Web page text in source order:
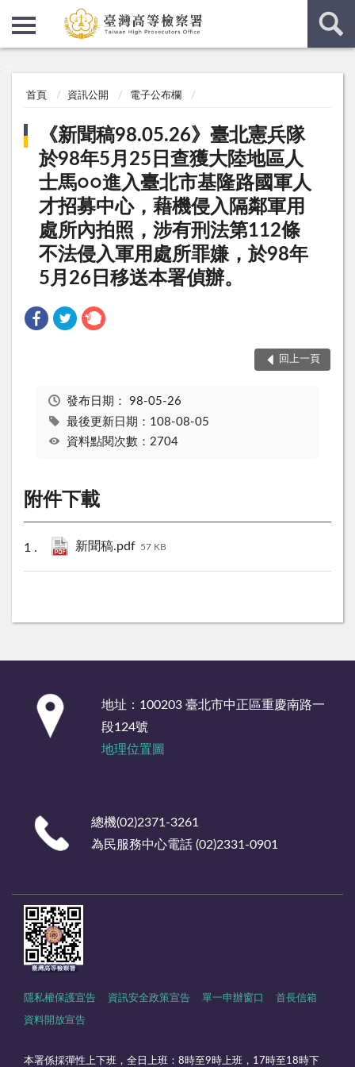
首頁 資訊公開 電子公布欄
《新聞稿98.05.26》臺北憲兵隊
於98年5月25日查獲大陸地區人
士馬○○進入臺北市基隆路國軍人
才招募中心，藉機侵入隔鄰軍用
處所內拍照，涉有刑法第112條
不法侵入軍用處所罪嫌，於98年
5月26日移送本署偵辦。
回上一頁
發布日期： 98-05-26
最後更新日期：108-08-05
資料點閱次數：2704
附件下載
新聞稿.pdf 57 KB
地址：100203 臺北市中正區重慶南路一
段124號
地理位置圖
總機(02)2371-3261
為民服務中心電話 (02)2331-0901
隱私權保護宣告 資訊安全政策宣告 單一申辦窗口 首長信箱
資料開放宣告
本署係採彈性上下班，全日上班：8時至9時上班，17時至18時下